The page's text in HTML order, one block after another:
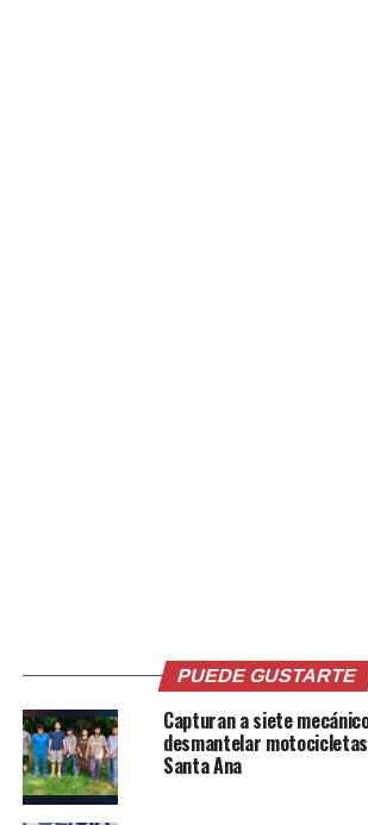
Me gusta esto:PUEDE GUSTARTE
Capturan a siete
desmantelar
Santa Ana